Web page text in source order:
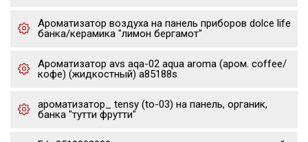
Ароматизатор воздуха на панель приборов dolce life
банка/керамика "лимон бергамот"
Ароматизатор avs aqa-02 aqua aroma (аром. coffee/
кофе) (жидкостный) a85188s
ароматизатор_ tensy (to-03) на панель, органик,
банка "тутти фрутти"